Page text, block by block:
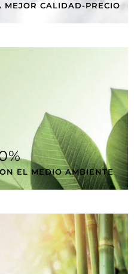
CALIDAD-PRECIO
EL MEDIO AMBIENTE